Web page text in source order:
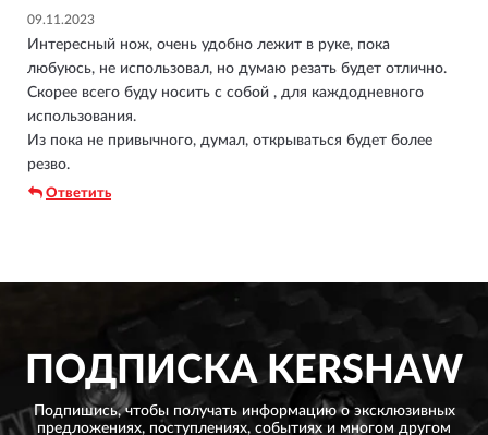
09.11.2023
Интересный нож, очень удобно лежит в руке, пока
любуюсь, не использовал, но думаю резать будет отлично.
Скорее всего буду носить с собой , для каждодневного
использования.
Из пока не привычного, думал, открываться будет более
резво.
Ответить
ПОДПИСКАKERSHAW
Подпишись, чтобы получать информацию о эксклюзивных
предложениях, поступлениях, событиях и многом другом